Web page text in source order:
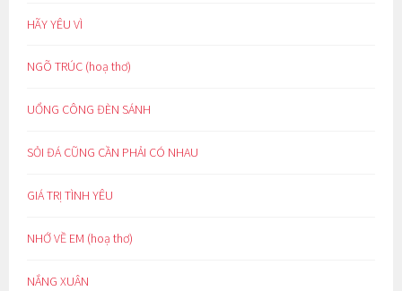
HÃY YÊU VÌ
NGÕ TRÚC (hoạ thơ)
UỔNG CÔNG ĐÈN SÁNH
SỎI ĐÁ CŨNG CẦN PHẢI CÓ NHAU
GIÁ TRỊ TÌNH YÊU
NHỚ VỀ EM (hoạ thơ)
NẮNG XUÂN